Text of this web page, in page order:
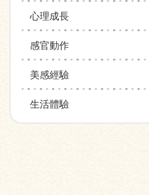
心理成長
感官動作
美感經驗
生活體驗